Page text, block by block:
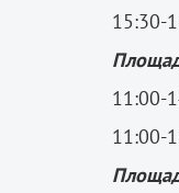
15:30-
11:00-
11:00-